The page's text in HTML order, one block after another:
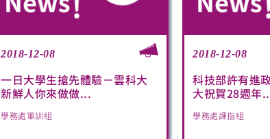
2018-12-08
一日大學生搶先體驗－雲科大
新鮮人你來做做...
學務處軍訓組
2018-12-08
科技部許有進
大祝賀28週年
學務處課指組